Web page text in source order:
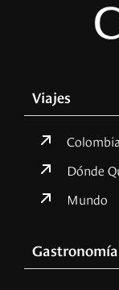
Viajes
Colombia
Dónde
Mundo
Gastronomía